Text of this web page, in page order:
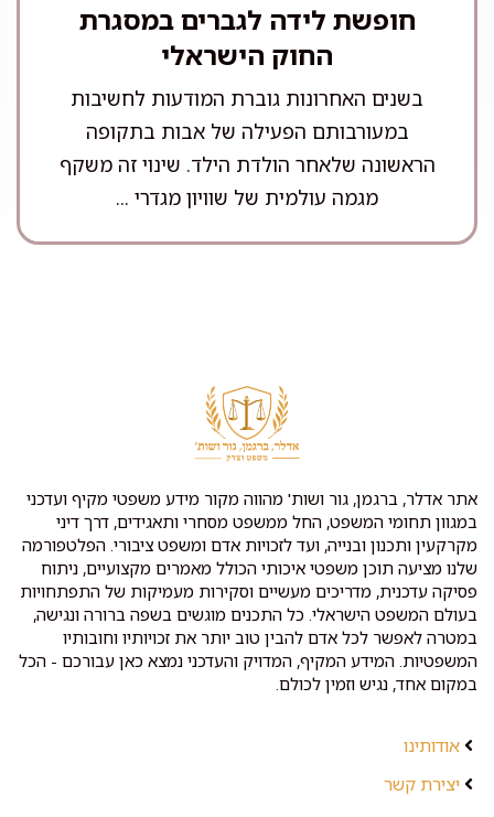
חופשת לידה לגברים במסגרת
החוק הישראלי
בשנים האחרונות גוברת המודעות לחשיבות
במעורבותם הפעילה של אבות בתקופה
הראשונה שלאחר הולדת הילד. שינוי זה משקף
מגמה עולמית של שוויון מגדרי ...
אתר אדלר, ברגמן, גור ושות' מהווה מקור מידע משפטי מקיף ועדכני
במגוון תחומי המשפט, החל ממשפט מסחרי ותאגידים, דרך דיני
מקרקעין ותכנון ובנייה, ועד לזכויות אדם ומשפט ציבורי. הפלטפורמה
שלנו מציעה תוכן משפטי איכותי הכולל מאמרים מקצועיים, ניתוח
פסיקה עדכנית, מדריכים מעשיים וסקירות מעמיקות של התפתחויות
בעולם המשפט הישראלי. כל התכנים מוגשים בשפה ברורה ונגישה,
במטרה לאפשר לכל אדם להבין טוב יותר את זכויותיו וחובותיו
המשפטיות. המידע המקיף, המדויק והעדכני נמצא כאן עבורכם - הכל
במקום אחד, נגיש וזמין לכולם.
אודותינו
יצירת קשר